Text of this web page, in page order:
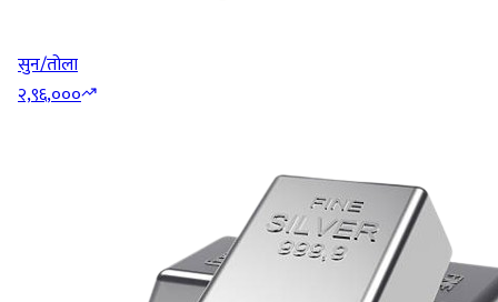
सुन/तोला
२,९६,०००